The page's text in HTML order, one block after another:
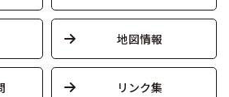
地図情報
リンク集